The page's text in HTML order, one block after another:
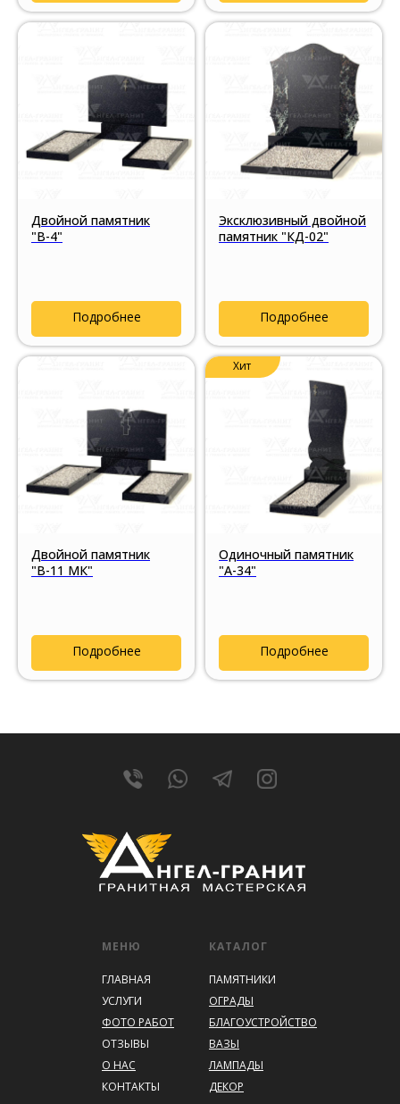
Двойной памятник
"В-4"
Подробнее
Эксклюзивный двойной
памятник "КД-02"
Подробнее
Двойной памятник
"В-11 МК"
Подробнее
Хит
Одиночный памятник
"А-34"
Подробнее
МЕНЮ
ГЛАВНАЯ
УСЛУГИ
ФОТО РАБОТ
ОТЗЫВЫ
О НАС
КОНТАКТЫ
КАТАЛОГ
ПАМЯТНИКИ
ОГРАДЫ
БЛАГОУСТРОЙСТВО
ВАЗЫ
ЛАМПАДЫ
ДЕКОР